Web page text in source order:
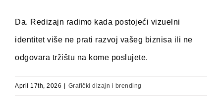
Da. Redizajn radimo kada postojeći vizuelni
identitet više ne prati razvoj vašeg biznisa ili ne
odgovara tržištu na kome poslujete.
April 17th, 2026 Grafički dizajn i brending